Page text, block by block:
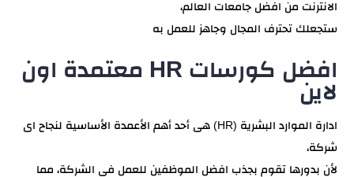
الانترنت من افضل جامعات العالم،
ستجعلك تحترف المجال وجاهز للعمل به
افضل كورسات HR معتمدة اون
لاين
ادارة الموارد البشرية (HR) هى أحد أهم الأعمدة الأساسية لنجاح اى
شركة،
لأن بدورها تقوم بجذب افضل الموظفين للعمل فى الشركة، مما